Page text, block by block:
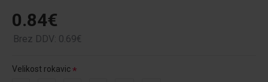
0.84€
Brez DDV: 0.69€
Velikost rokavic